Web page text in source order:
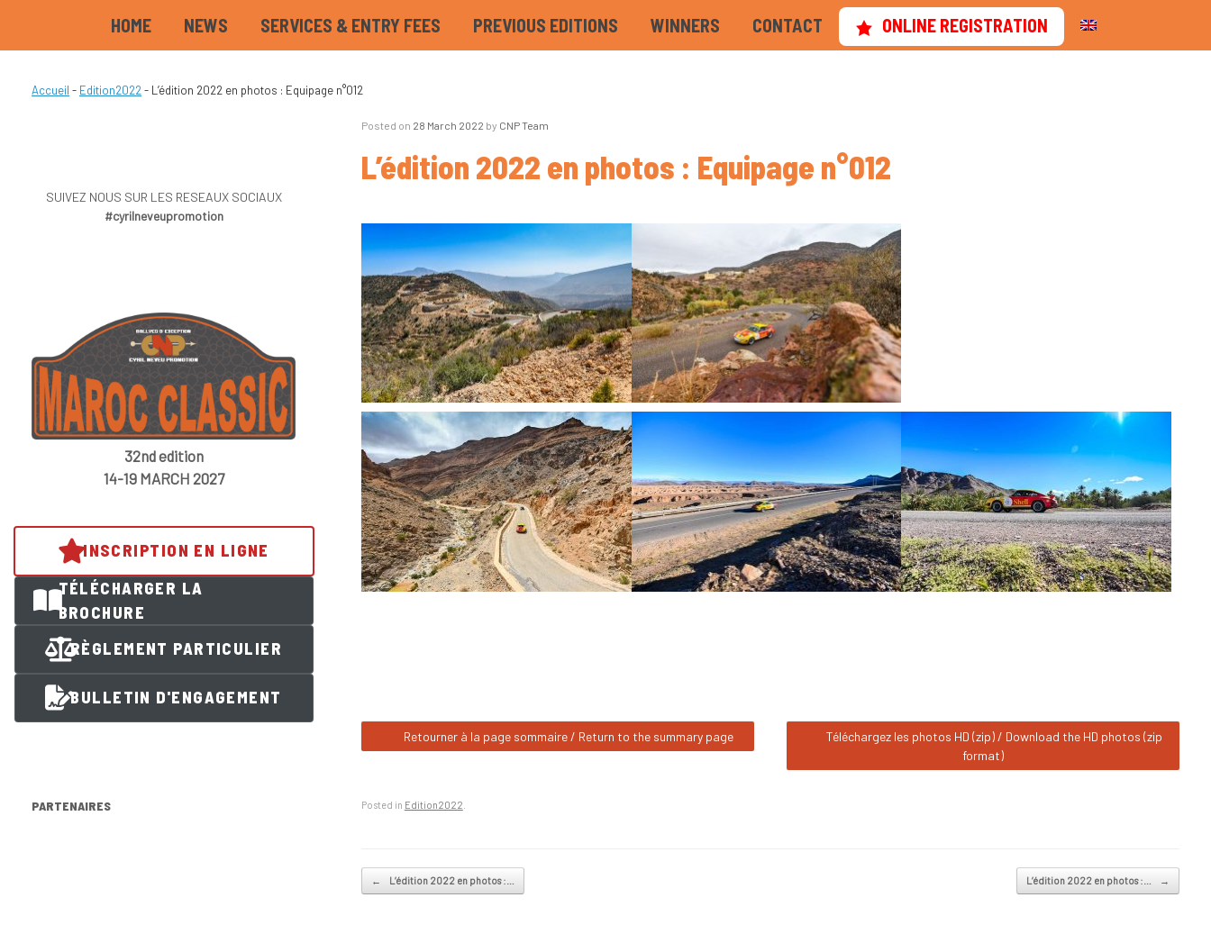
HOME NEWS SERVICES & ENTRY FEES PREVIOUS EDITIONS WINNERS CONTACT ONLINE REGISTRATION
Accueil - Edition2022 - L’édition 2022 en photos : Equipage n°012
Posted on 28 March 2022 by CNP Team
L’édition 2022 en photos : Equipage n°012
Retourner à la page sommaire / Return to the summary page
Téléchargez les photos HD (zip) / Download the HD photos (zip
format)
Posted in Edition2022
Post navigation
← L’édition 2022 en photos :… L’édition 2022 en photos :… →
SUIVEZ NOUS SUR LES RESEAUX SOCIAUX
#cyrilneveupromotion
32nd edition
14-19 MARCH 2027
INSCRIPTION EN LIGNE
TÉLÉCHARGER LA
BROCHURE
RÈGLEMENT PARTICULIER
BULLETIN D'ENGAGEMENT
PARTENAIRES